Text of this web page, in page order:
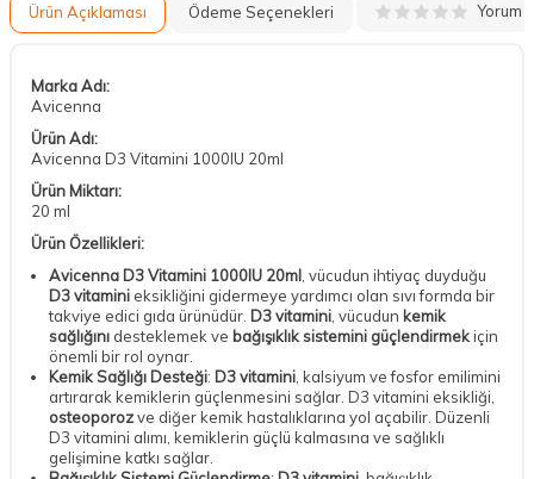
Ürün Açıklaması Ödeme Seçenekleri Yorum
Marka Adı:
Avicenna
Ürün Adı:
Avicenna D3 Vitamini 1000IU 20ml
Ürün Miktarı:
20 ml
Ürün Özellikleri:
Avicenna D3 Vitamini 1000IU 20ml , vücudun ihtiyaç duyduğu
D3 vitamini eksikliğini gidermeye yardımcı olan sıvı formda bir
takviye edici gıda ürünüdür. D3 vitamini , vücudun kemik
sağlığını desteklemek ve bağışıklık sistemini güçlendirmekiçin
önemli bir rol oynar.
Kemik Sağlığı Desteği: D3 vitamini , kalsiyum ve fosfor emilimini
artırarak kemiklerin güçlenmesini sağlar. D3 vitamini eksikliği,
osteoporozve diğer kemik hastalıklarına yol açabilir. Düzenli
D3 vitamini alımı, kemiklerin güçlü kalmasına ve sağlıklı
gelişimine katkı sağlar.